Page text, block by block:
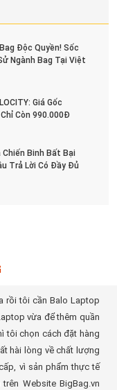
Độc Quyền! Sốc
Ngành Bag Tại Việt
Giá Gốc
Còn 990.000Đ
Chiến Binh Bất Bại
Trả Lời Có Đầy Đủ
rồi tôi cần Balo Laptop
vừa để thêm quần
tôi chọn cách đặt hàng
hài lòng về chất lượng
vì sản phẩm thực tế
Website BigBag.vn